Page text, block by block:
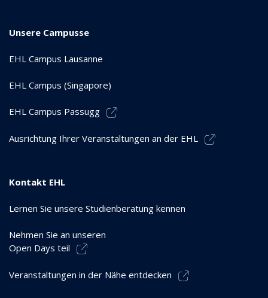
Unsere Campusse
EHL Campus Lausanne
EHL Campus (Singapore)
EHL Campus Passugg
Ausrichtung Ihrer Veranstaltungen an der EHL
Kontakt EHL
Lernen Sie unsere Studienberatung kennen
Nehmen Sie an unseren
Open Days teil
Veranstaltungen in der Nähe entdecken